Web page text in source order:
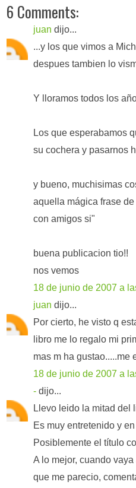
6 Comments:
juan dijo...
...y los que vimos a
despues tambien lo
Y lloramos todos los
Los que esperabamos
su cochera y pasarnos
y bueno, muchisimas
aquella mágica frase
con amigos si"
buena publicacion tio!!
nos vemos
18 de junio de 2007 a
juan dijo...
Por cierto, he visto q
libro me lo regalo mi
mas m ha gustao.....me
18 de junio de 2007 a
- dijo...
Llevo leido la mitad del
Es muy entretenido y
Posiblemente el título
A lo mejor, cuando
que me parecio,